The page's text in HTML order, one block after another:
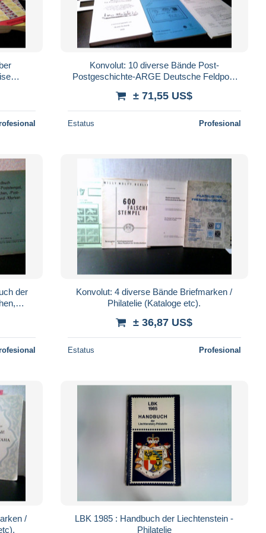
Konvolut: 10 diverse Bände Post-
Postgeschichte-ARGE Deutsche Feldpost
± 71,55 US$
Estatus Profesional
der
Konvolut: 4 diverse Bände Briefmarken /
Philatelie (Kataloge etc).
± 36,87 US$
Estatus Profesional
/
LBK 1985 : Handbuch der Liechtenstein -
Philatelie